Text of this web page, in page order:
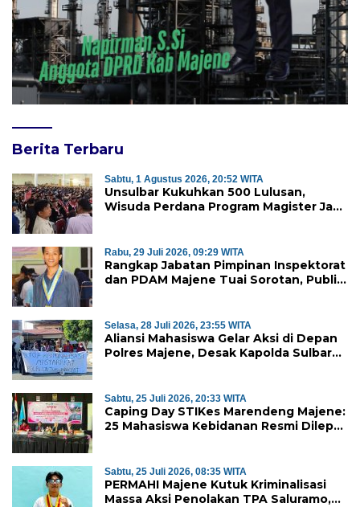
Berita Terbaru
Sabtu, 1 Agustus 2026, 20:52 WITA
Unsulbar Kukuhkan 500 Lulusan,
Wisuda Perdana Program Magister Jadi
Rabu, 29 Juli 2026, 09:29 WITA
Rangkap Jabatan Pimpinan Inspektorat
dan PDAM Majene Tuai Sorotan, Publik
Selasa, 28 Juli 2026, 23:55 WITA
Aliansi Mahasiswa Gelar Aksi di Depan
Polres Majene, Desak Kapolda Sulbar
Sabtu, 25 Juli 2026, 20:33 WITA
Caping Day STIKes Marendeng Majene:
25 Mahasiswa Kebidanan Resmi Dilepas
Sabtu, 25 Juli 2026, 08:35 WITA
PERMAHI Majene Kutuk Kriminalisasi
Massa Aksi Penolakan TPA Saluramo,